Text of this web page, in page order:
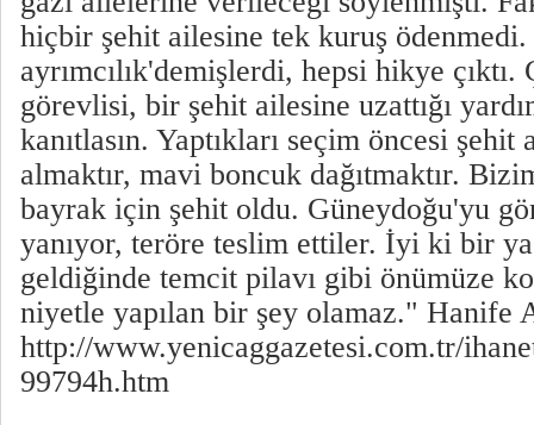
hiçbir şehit ailesine tek kuruş
ayrımcılık'demişlerdi, hepsi hikye çıktı.
görevlisi, bir şehit ailesine uzattığı
kanıtlasın. Yaptıkları seçim öncesi şehit
almaktır, mavi boncuk dağıtmaktır.
bayrak için şehit oldu. Güneydoğu'yu
yanıyor, teröre teslim ettiler. İyi ki bir
geldiğinde temcit pilavı gibi önümüze
niyetle yapılan bir şey olamaz." Hanife
http://www.yenicaggazetesi.com.tr/
99794h.htm